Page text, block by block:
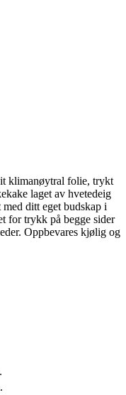
klimanøytral folie, trykt
laget av hvetedeig
ditt eget budskap i
for trykk på begge sider
Oppbevares kjølig og